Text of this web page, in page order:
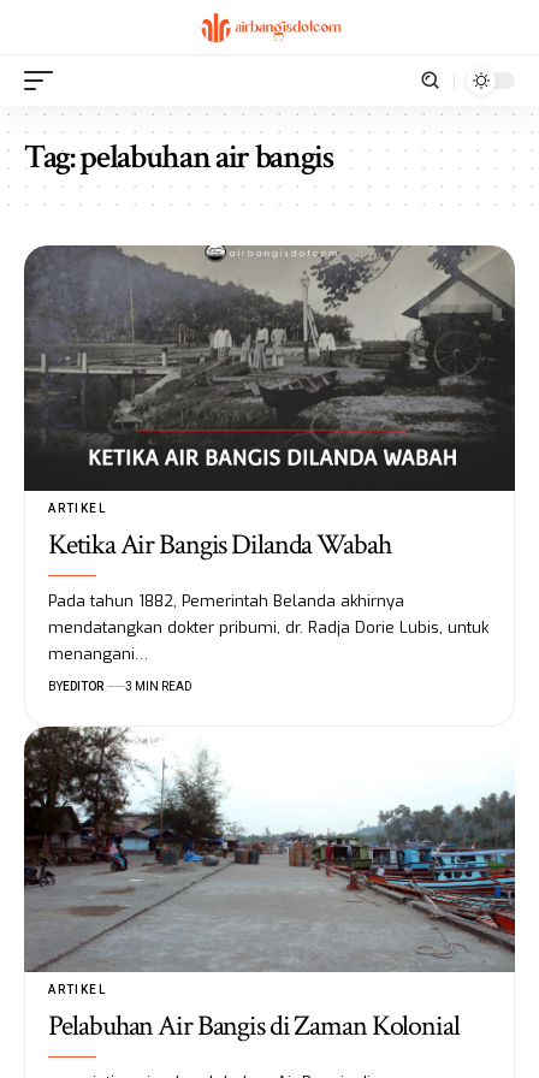
Tag:pelabuhan air bangis
ARTIKEL
Ketika Air Bangis Dilanda Wabah
Pada tahun 1882, Pemerintah Belanda akhirnya
mendatangkan dokter pribumi, dr. Radja Dorie Lubis, untuk
menangani…
BYEDITOR 3 MIN READ
ARTIKEL
Pelabuhan Air Bangis di Zaman Kolonial